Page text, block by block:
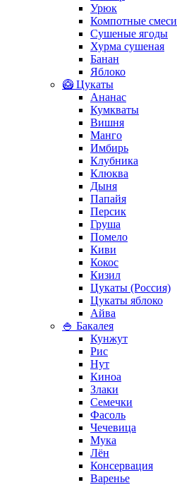
Урюк
Компотные смеси
Сушеные ягоды
Хурма сушеная
Банан
Яблоко
🥝 Цукаты
Ананас
Кумкваты
Вишня
Манго
Имбирь
Клубника
Клюква
Дыня
Папайя
Персик
Груша
Помело
Киви
Кокос
Кизил
Цукаты (Россия)
Цукаты яблоко
Айва
🍚 Бакалея
Кунжут
Рис
Нут
Киноа
Злаки
Семечки
Фасоль
Чечевица
Мука
Лён
Консервация
Варенье